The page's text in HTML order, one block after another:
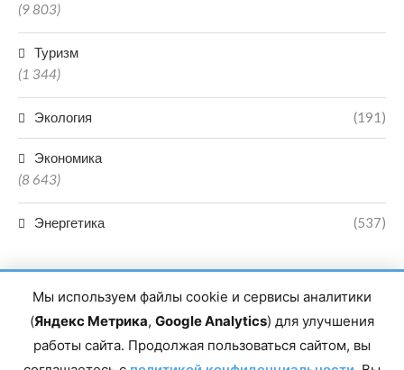
(9 803)
Туризм
(1 344)
Экология (191)
Экономика
(8 643)
Энергетика (537)
Главный редактор сетевого издания Магомаев Тимур Нухович.
Мы используем файлы cookie и сервисы аналитики
(Яндекс Метрика, Google Analytics) для улучшения
работы сайта. Продолжая пользоваться сайтом, вы